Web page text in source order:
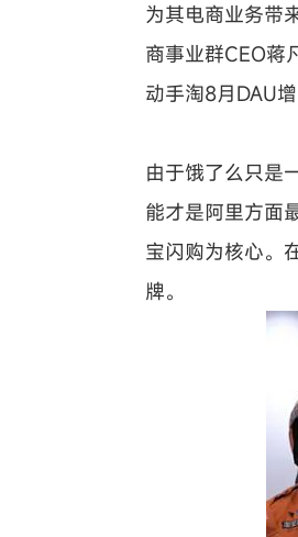
为其电商业务带
商事业群CEO蒋
动手淘8月DAU
由于饿了么只是
能才是阿里方面
宝闪购为核心。
牌。